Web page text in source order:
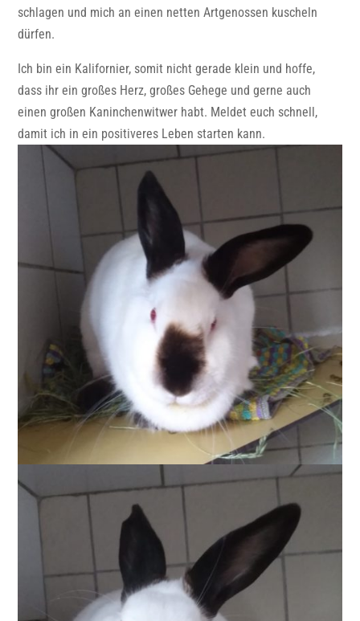
schlagen und mich an einen netten Artgenossen kuscheln
dürfen.
Ich bin ein Kalifornier, somit nicht gerade klein und hoffe,
dass ihr ein großes Herz, großes Gehege und gerne auch
einen großen Kaninchenwitwer habt. Meldet euch schnell,
damit ich in ein positiveres Leben starten kann.